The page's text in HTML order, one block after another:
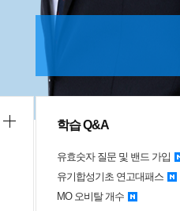
학습 Q&A
유효숫자 질문 및 밴드 가입
유기합성기초 연고대패스
MO 오비탈 개수